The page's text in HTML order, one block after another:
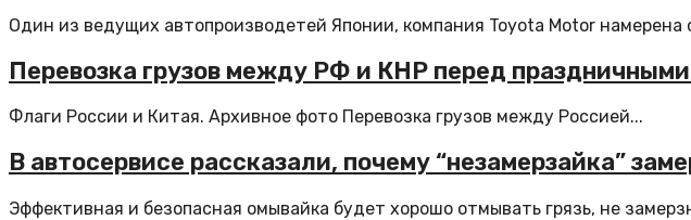
Один из ведущих автопроизводетей Японии, компания Toyota Motor намерена
Перевозка грузов между РФ и КНР перед
Флаги России и Китая. Архивное фото Перевозка грузов между Россией...
В автосервисе рассказали, почему “незамерзайка”
Эффективная и безопасная омывайка будет хорошо отмывать грязь, не